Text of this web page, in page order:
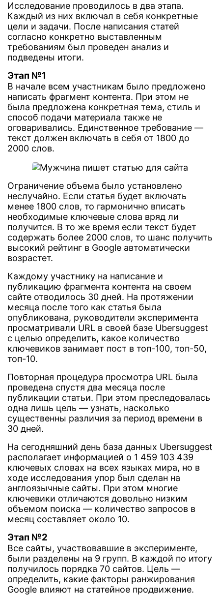
Исследование проводилось в два этапа.
Каждый из них включал в себя конкретные
цели и задачи. После написания статей
согласно конкретно выставленным
требованиям был проведен анализ и
подведены итоги.
Этап №1
В начале всем участникам было предложено
написать фрагмент контента. При этом не
была предложена конкретная тема, стиль и
способ подачи материала также не
оговаривались. Единственное требование —
текст должен включать в себя от 1800 до
2000 слов.
Ограничение объема было установлено
неслучайно. Если статья будет включать
менее 1800 слов, то гармонично вписать
необходимые ключевые слова вряд ли
получится. В то же время если текст будет
содержать более 2000 слов, то шанс получить
высокий рейтинг в Google автоматически
возрастет.
Каждому участнику на написание и
публикацию фрагмента контента на своем
сайте отводилось 30 дней. На протяжении
месяца после того как статья была
опубликована, руководители эксперимента
просматривали URL в своей базе Ubersuggest
с целью определить, какое количество
ключевиков занимает пост в топ-100, топ-50,
топ-10.
Повторная процедура просмотра URL была
проведена спустя два месяца после
публикации статьи. При этом преследовалась
одна лишь цель — узнать, насколько
существенны различия за период времени в
30 дней.
На сегодняшний день база данных Ubersuggest
располагает информацией о 1 459 103 439
ключевых словах на всех языках мира, но в
ходе исследования упор был сделан на
англоязычные сайты. При этом многие
ключевики отличаются довольно низким
объемом поиска — количество запросов в
месяц составляет около 10.
Этап №2
Все сайты, участвовавшие в эксперименте,
были разделены на 9 групп. В каждой по итогу
получилось порядка 70 сайтов. Цель —
определить, какие факторы ранжирования
Google влияют на статейное продвижение.